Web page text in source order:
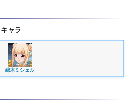
キャラ
綿木ミシェル